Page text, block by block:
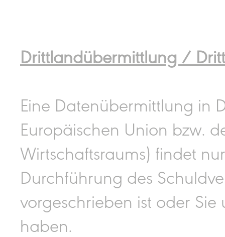
Drittlandübermittlung /
Eine Datenübermittlung in
Europäischen Union bzw.
Wirtschaftsraums) findet
Durchführung des
vorgeschrieben ist oder
haben.